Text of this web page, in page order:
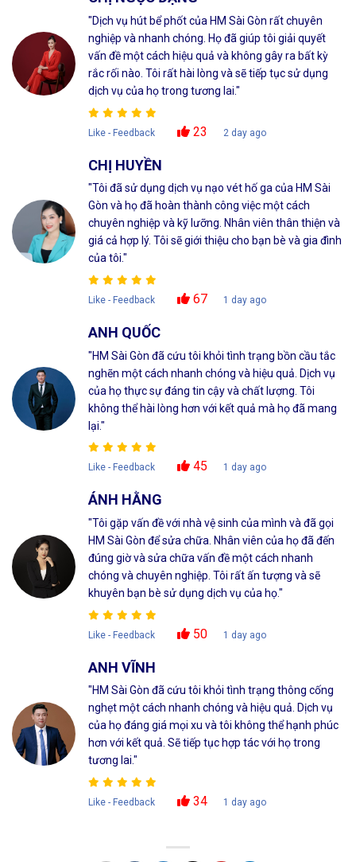
"Dịch vụ hút bể phốt của HM Sài Gòn rất chuyên
nghiệp và nhanh chóng. Họ đã giúp tôi giải quyết
vấn đề một cách hiệu quả và không gây ra bất kỳ
rắc rối nào. Tôi rất hài lòng và sẽ tiếp tục sử dụng
dịch vụ của họ trong tương lai."
Like - Feedback 23 2 day ago
CHỊ HUYỀN
"Tôi đã sử dụng dịch vụ nạo vét hố ga của HM Sài
Gòn và họ đã hoàn thành công việc một cách
chuyên nghiệp và kỹ lưỡng. Nhân viên thân thiện và
giá cả hợp lý. Tôi sẽ giới thiệu cho bạn bè và gia đình
của tôi."
Like - Feedback 67 1 day ago
ANH QUỐC
"HM Sài Gòn đã cứu tôi khỏi tình trạng bồn cầu tắc
nghẽn một cách nhanh chóng và hiệu quả. Dịch vụ
của họ thực sự đáng tin cậy và chất lượng. Tôi
không thể hài lòng hơn với kết quả mà họ đã mang
lại."
Like - Feedback 45 1 day ago
ÁNH HẰNG
"Tôi gặp vấn đề với nhà vệ sinh của mình và đã gọi
HM Sài Gòn để sửa chữa. Nhân viên của họ đã đến
đúng giờ và sửa chữa vấn đề một cách nhanh
chóng và chuyên nghiệp. Tôi rất ấn tượng và sẽ
khuyên bạn bè sử dụng dịch vụ của họ."
Like - Feedback 50 1 day ago
ANH VĨNH
"HM Sài Gòn đã cứu tôi khỏi tình trạng thông cống
nghẹt một cách nhanh chóng và hiệu quả. Dịch vụ
của họ đáng giá mọi xu và tôi không thể hạnh phúc
hơn với kết quả. Sẽ tiếp tục hợp tác với họ trong
tương lai."
Like - Feedback 34 1 day ago